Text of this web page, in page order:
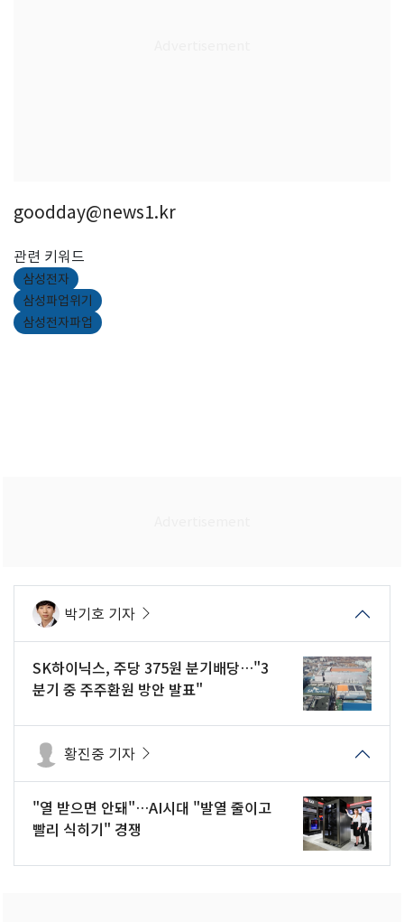
goodday@news1.kr
관련 키워드
삼성전자
삼성파업위기
삼성전자파업
박기호 기자
SK하이닉스, 주당 375원 분기배당…"3
분기 중 주주환원 방안 발표"
황진중 기자
"열 받으면 안돼"…AI시대 "발열 줄이고
빨리 식히기" 경쟁